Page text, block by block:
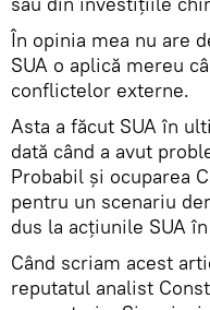
În opinia mea nu are
SUA o aplică mereu
conflictelor externe.
Asta a făcut SUA în
dată când a avut
Probabil și ocuparea
pentru un scenariu
dus la acțiunile SUA
Când scriam acest
reputatul analist